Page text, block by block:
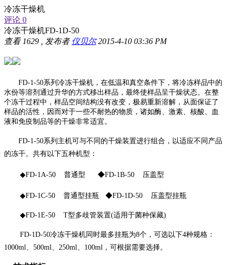
冷冻干燥机
评论 0
冷冻干燥机FD-1D-50
查看 1629 , 发布者仪贝尔 2015-4-10 03:36 PM
FD-1-50系列冷冻干燥机，在低温和真空条件下，将冷冻样品中的
水份等溶剂通过升华的方式移出样品，最终使样品呈干燥状态。在整
个冻干过程中，样品空间结构没有改变，极易重新溶解，从面保证了
样品的活性，因而对于一些不耐热的物质，诸如酶、激素、核酸、血
液和免疫制品等的干燥非常适宜。
FD-1-50系列主机可与不同的干燥装置进行组合，以适应不同产品
的冻干。共有以下五种机型：
◆FD-1A-50 普通型 ◆FD-1B-50 压盖型
◆FD-1C-50 普通型挂瓶 ◆FD-1D-50 压盖型挂瓶
◆FD-1E-50 T型多歧管装置(适用于菌种保藏)
FD-1D-50冷冻干燥机同时最多挂瓶为8个，可选以下4种规格：
1000ml、 500ml、 250ml、 100ml ，可根据需要选择。